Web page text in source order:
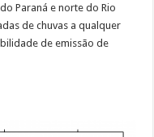
Paraná e norte do Rio
de chuvas a qualquer
de emissão de